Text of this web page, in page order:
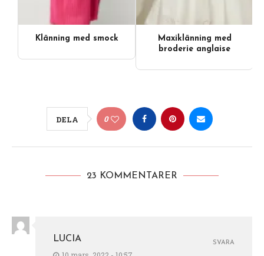
Klänning med smock
Maxiklänning med
broderie anglaise
DELA 0
23 KOMMENTARER
LUCIA
SVARA